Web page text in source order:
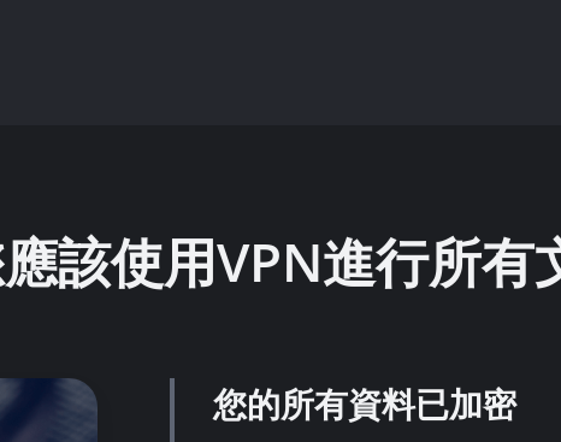
該使用VPN進行所有
您的所有資料已加密